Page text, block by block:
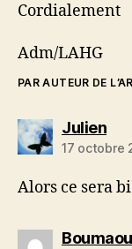
Cordialement
Adm/LAHG
PAR AUTEUR DE
Juliendit :
17 octobre
Alors ce sera